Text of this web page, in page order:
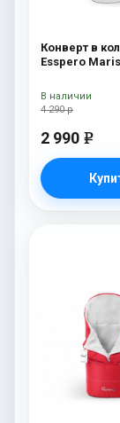
Конверт в
4 290 р
2 990 e
В наличии